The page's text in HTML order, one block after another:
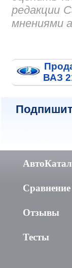
редакции
мнениями
ВАЗ
Сравнение
Отзывы
Тесты